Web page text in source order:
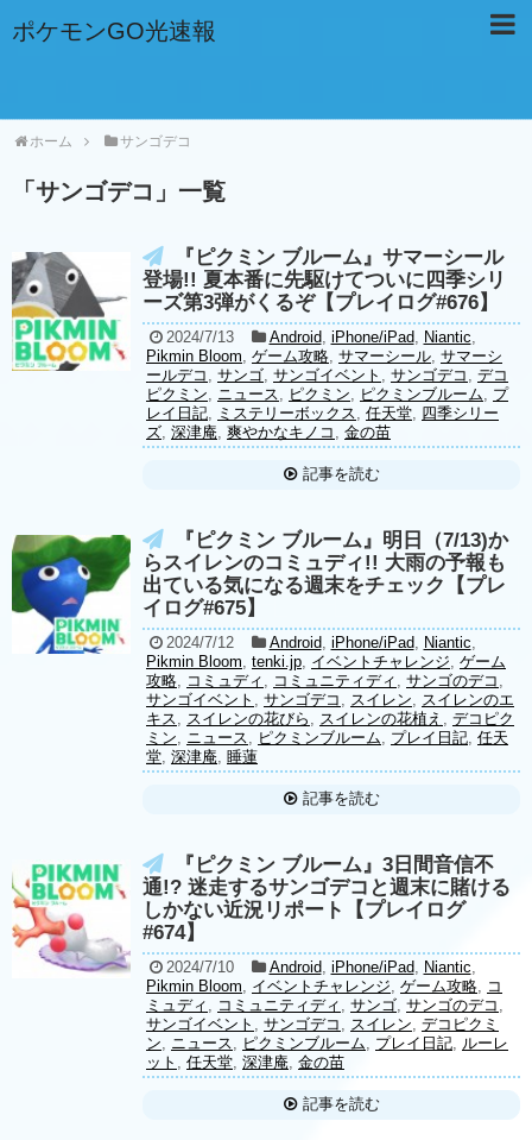
ポケモンGO光速報
ホーム サンゴデコ
「 サンゴデコ 」 一覧
『ピクミン ブルーム』サマーシール
登場!! 夏本番に先駆けてついに四季シリ
ーズ第3弾がくるぞ【プレイログ#676】
2024/7/13 Android, iPhone/iPad, Niantic,
Pikmin Bloom, ゲーム攻略, サマーシール, サマーシ
ールデコ , サンゴ, サンゴイベント , サンゴデコ , デコ
ピクミン, ニュース, ピクミン, ピクミンブルーム, プ
レイ日記, ミステリーボックス, 任天堂, 四季シリー
ズ, 深津庵, 爽やかなキノコ , 金の苗
記事を読む
『ピクミン ブルーム』明日（7/13)か
らスイレンのコミュディ!! 大雨の予報も
出ている気になる週末をチェック【プレ
イログ#675】
2024/7/12 Android, iPhone/iPad, Niantic,
Pikmin Bloom, tenki.jp, イベントチャレンジ, ゲーム
攻略, コミュディ , コミュニティディ , サンゴのデコ ,
サンゴイベント , サンゴデコ , スイレン, スイレンのエ
キス, スイレンの花びら , スイレンの花植え , デコピク
ミン, ニュース, ピクミンブルーム, プレイ日記, 任天
堂, 深津庵, 睡蓮
記事を読む
『ピクミン ブルーム』3日間音信不
通!? 迷走するサンゴデコと週末に賭ける
しかない近況リポート【プレイログ
#674】
2024/7/10 Android, iPhone/iPad, Niantic,
Pikmin Bloom, イベントチャレンジ, ゲーム攻略, コ
ミュディ , コミュニティディ , サンゴ, サンゴのデコ ,
サンゴイベント , サンゴデコ , スイレン, デコピクミ
ン, ニュース, ピクミンブルーム, プレイ日記, ルーレ
ット , 任天堂, 深津庵, 金の苗
記事を読む